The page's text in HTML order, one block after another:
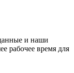
и наши
рабочее время для